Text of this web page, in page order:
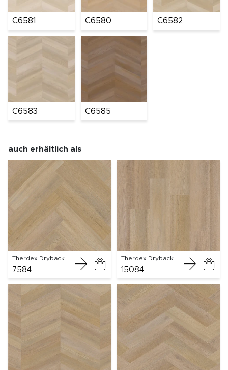
C6581 C6580 C6582
C6583 C6585
auch erhältlich als
Therdex Dryback
7584
Therdex Dryback
15084